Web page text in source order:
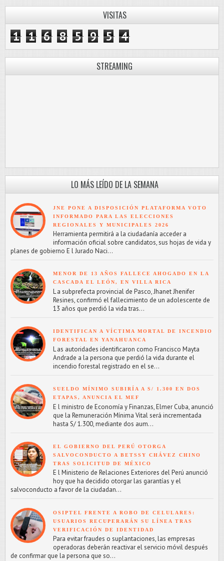
VISITAS
1 1 6 8 5 9 5 4
STREAMING
LO MÁS LEÍDO DE LA SEMANA
JNE PONE A DISPOSICIÓN PLATAFORMA VOTO
INFORMADO PARA LAS ELECCIONES
REGIONALES Y MUNICIPALES 2026
Herramienta permitirá a la ciudadanía acceder a
información oficial sobre candidatos, sus hojas de vida y
planes de gobierno E l Jurado Naci...
MENOR DE 13 AÑOS FALLECE AHOGADO EN LA
CASCADA EL LEÓN, EN VILLA RICA
L a subprefecta provincial de Pasco, Jhanet Jhenifer
Resines, confirmó el fallecimiento de un adolescente de
13 años que perdió la vida tras...
IDENTIFICAN A VÍCTIMA MORTAL DE INCENDIO
FORESTAL EN YANAHUANCA
L as autoridades identificaron como Francisco Mayta
Andrade a la persona que perdió la vida durante el
incendio forestal registrado en el se...
SUELDO MÍNIMO SUBIRÍA A S/ 1.300 EN DOS
ETAPAS, ANUNCIA EL MEF
E l ministro de Economía y Finanzas, Elmer Cuba, anunció
que la Remuneración Mínima Vital será incrementada
hasta S/ 1.300, mediante dos aum...
EL GOBIERNO DEL PERÚ OTORGA
SALVOCONDUCTO A BETSSY CHÁVEZ CHINO
TRAS SOLICITUD DE MÉXICO
E l Ministerio de Relaciones Exteriores del Perú anunció
hoy que ha decidido otorgar las garantías y el
salvoconducto a favor de la ciudadan...
OSIPTEL FRENTE A ROBO DE CELULARES:
USUARIOS RECUPERARÁN SU LÍNEA TRAS
VERIFICACIÓN DE IDENTIDAD
Para evitar fraudes o suplantaciones, las empresas
operadoras deberán reactivar el servicio móvil después
de confirmar que la persona que so...